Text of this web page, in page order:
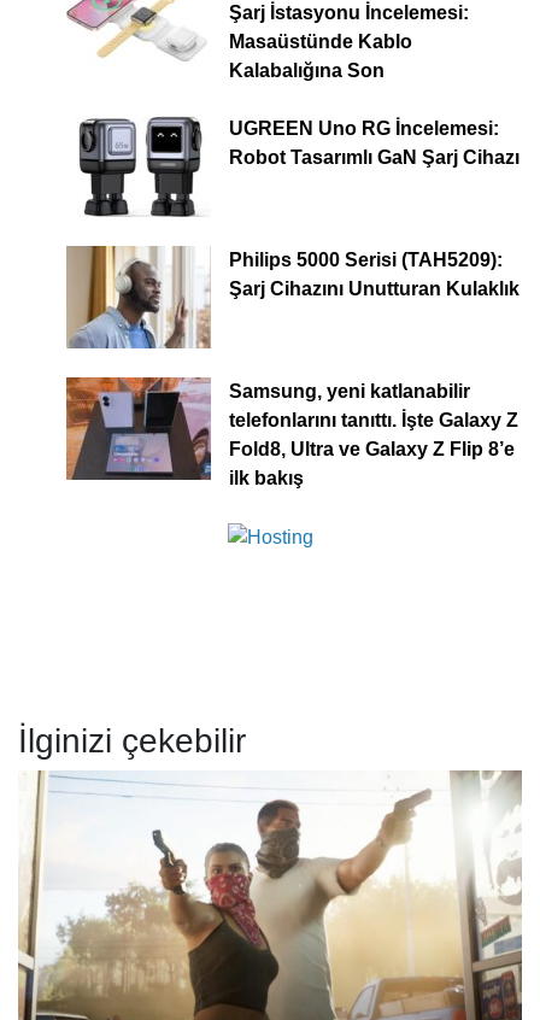
Şarj İstasyonu İncelemesi:
Masaüstünde Kablo
Kalabalığına Son
UGREEN Uno RG İncelemesi:
Robot Tasarımlı GaN Şarj Cihazı
Philips 5000 Serisi (TAH5209):
Şarj Cihazını Unutturan Kulaklık
Samsung, yeni katlanabilir
telefonlarını tanıttı. İşte Galaxy Z
Fold8, Ultra ve Galaxy Z Flip 8’e
ilk bakış
İlginizi çekebilir